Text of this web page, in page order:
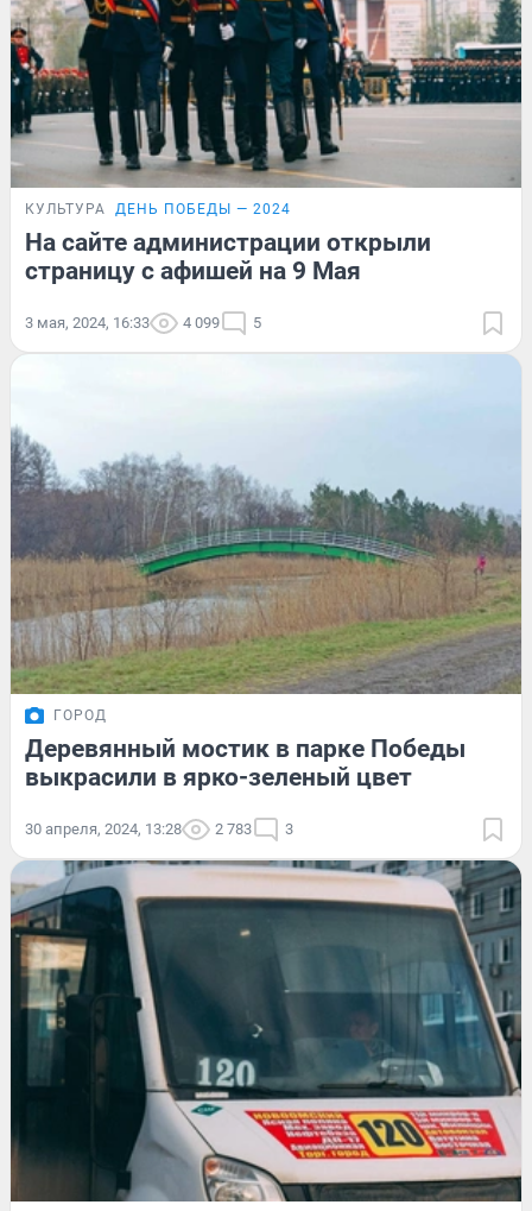
КУЛЬТУРА ДЕНЬ ПОБЕДЫ — 2024
На сайте администрации открыли
страницу с афишей на 9 Мая
3 мая, 2024, 16:33 4 099 5
ГОРОД
Деревянный мостик в парке Победы
выкрасили в ярко-зеленый цвет
30 апреля, 2024, 13:28 2 783 3